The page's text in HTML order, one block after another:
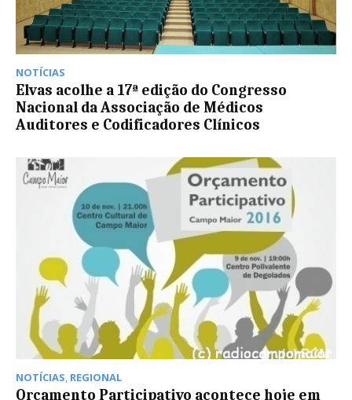
NOTÍCIAS
Elvas acolhe a 17ª edição do Congresso
Nacional da Associação de Médicos
Auditores e Codificadores Clínicos
NOTÍCIAS REGIONAL
Orçamento Participativo acontece hoje em